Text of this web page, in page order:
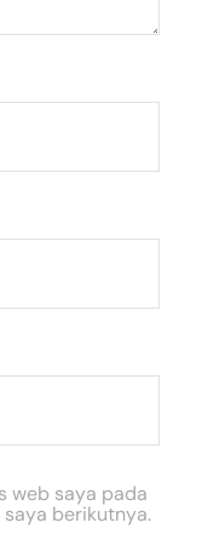
web saya pada
berikutnya.